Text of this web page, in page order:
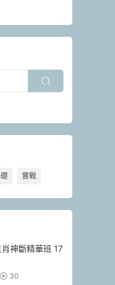
實戰
神斷精華班 17
30